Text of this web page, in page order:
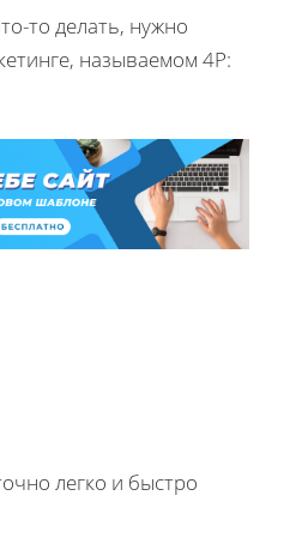
то делать, нужно
называемом 4P:
легко и быстро